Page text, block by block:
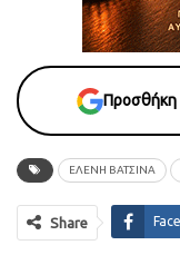
Προσθήκη
ΕΛΕΝΗ ΒΑΤΣΙΝΑ
Share